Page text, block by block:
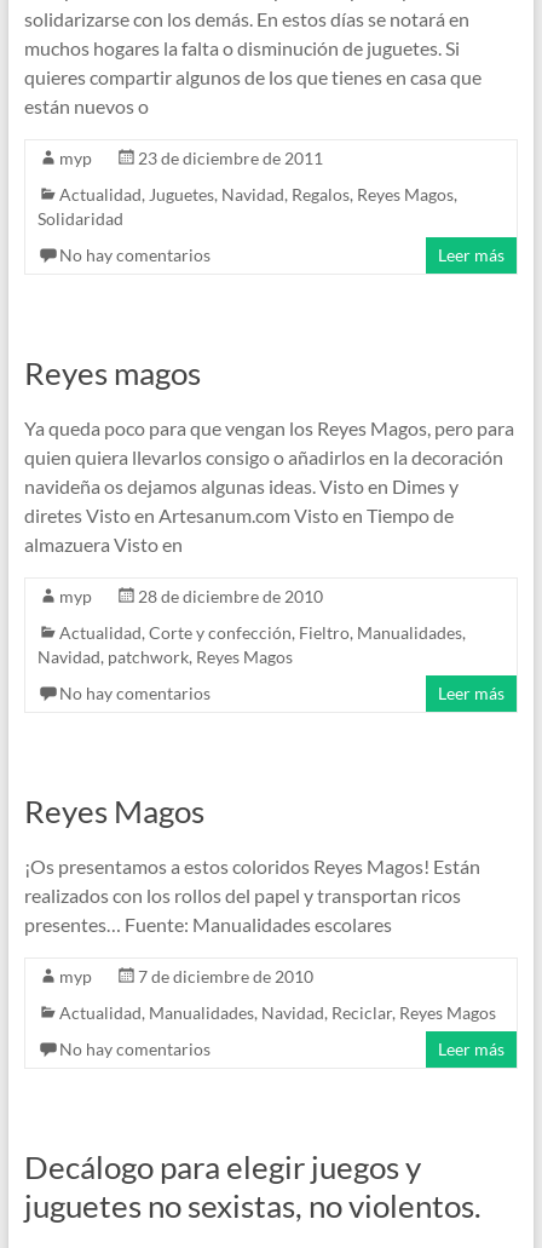
solidarizarse con los demás. En estos días se notará en
muchos hogares la falta o disminución de juguetes. Si
quieres compartir algunos de los que tienes en casa que
están nuevos o
myp
23 de diciembre de 2011
Actualidad, Juguetes, Navidad, Regalos, Reyes Magos,
Solidaridad
No hay comentarios
Leer más
Reyes magos
Ya queda poco para que vengan los Reyes Magos, pero para
quien quiera llevarlos consigo o añadirlos en la decoración
navideña os dejamos algunas ideas. Visto en Dimes y
diretes Visto en Artesanum.com Visto en Tiempo de
almazuera Visto en
myp
28 de diciembre de 2010
Actualidad, Corte y confección, Fieltro, Manualidades,
Navidad, patchwork, Reyes Magos
No hay comentarios
Leer más
Reyes Magos
¡Os presentamos a estos coloridos Reyes Magos! Están
realizados con los rollos del papel y transportan ricos
presentes… Fuente: Manualidades escolares
myp
7 de diciembre de 2010
Actualidad, Manualidades, Navidad, Reciclar, Reyes Magos
No hay comentarios
Leer más
Decálogo para elegir juegos y
juguetes no sexistas, no violentos.